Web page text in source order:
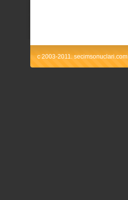
c 2003-2011. secimsonuclari.com